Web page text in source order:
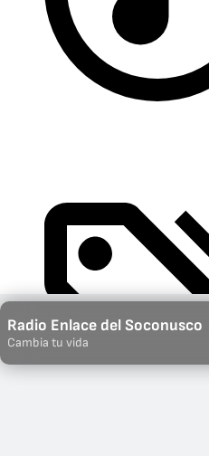
Radio Enlace del Soconusco
Cambia tu vida